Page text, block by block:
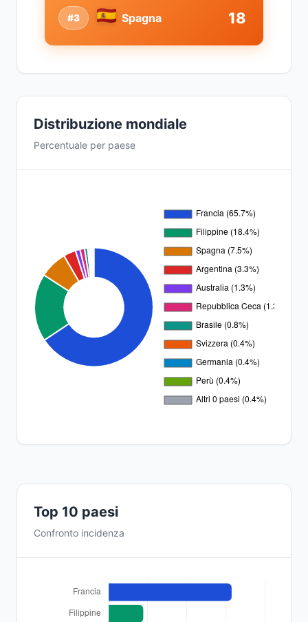
#3 Spagna 18
Distribuzione mondiale
Percentuale per paese
Top 10 paesi
Confronto incidenza